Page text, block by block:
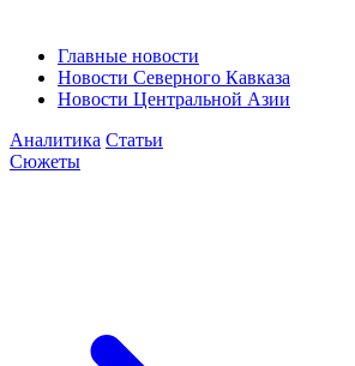
Главные новости
Новости Северного Кавказа
Новости Центральной Азии
Аналитика Статьи
Сюжеты